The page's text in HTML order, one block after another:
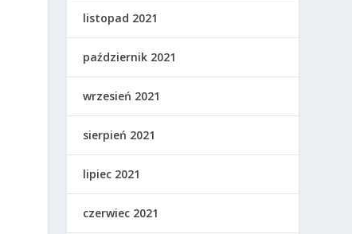
listopad 2021
październik 2021
wrzesień 2021
sierpień 2021
lipiec 2021
czerwiec 2021